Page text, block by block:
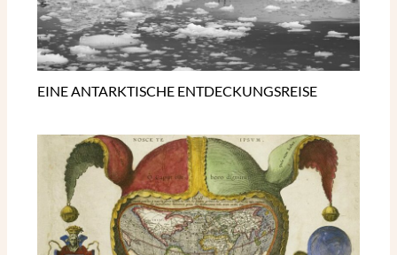
EINE ANTARKTISCHE ENTDECKUNGSREISE